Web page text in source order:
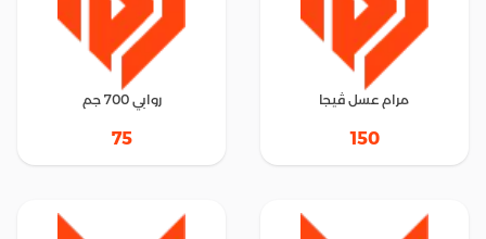
مرام عسل ڤيجا
150
روابي 700 جم
75